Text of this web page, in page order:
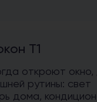
Т1
откроют окно,
рутины: свет
дома,